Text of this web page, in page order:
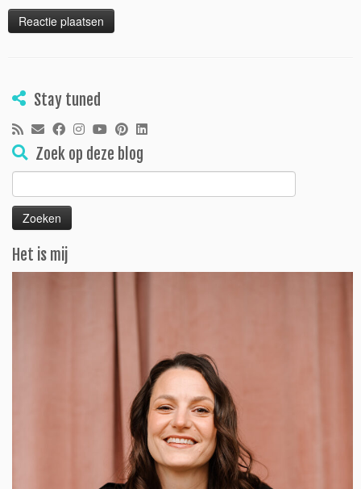
Stay tuned
Zoek op deze blog
Zoeken
naar:
Het is mij